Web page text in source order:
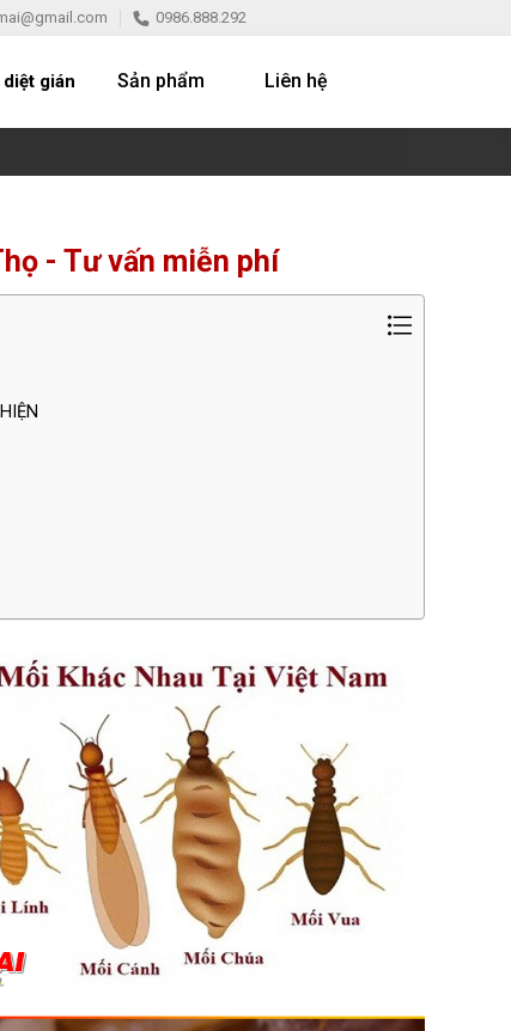
0986.888.292
diệt gián Sản phẩm Liên hệ
- Tư vấn miễn phí